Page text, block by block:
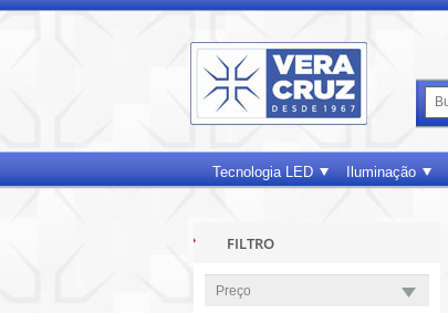
Tecnologia LED Iluminação
FILTRO
Preço